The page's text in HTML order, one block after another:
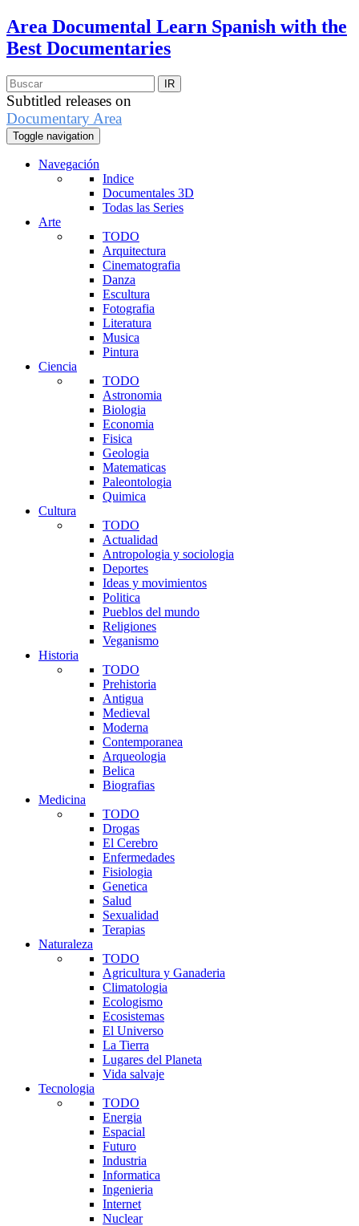
Area Documental Learn Spanish with the
Best Documentaries
Subtitled releases on
Documentary Area
Toggle navigation
Navegación
Indice
Documentales 3D
Todas las Series
Arte
TODO
Arquitectura
Cinematografia
Danza
Escultura
Fotografia
Literatura
Musica
Pintura
Ciencia
TODO
Astronomia
Biologia
Economia
Fisica
Geologia
Matematicas
Paleontologia
Quimica
Cultura
TODO
Actualidad
Antropologia y sociologia
Deportes
Ideas y movimientos
Politica
Pueblos del mundo
Religiones
Veganismo
Historia
TODO
Prehistoria
Antigua
Medieval
Moderna
Contemporanea
Arqueologia
Belica
Biografias
Medicina
TODO
Drogas
El Cerebro
Enfermedades
Fisiologia
Genetica
Salud
Sexualidad
Terapias
Naturaleza
TODO
Agricultura y Ganaderia
Climatologia
Ecologismo
Ecosistemas
El Universo
La Tierra
Lugares del Planeta
Vida salvaje
Tecnologia
TODO
Energia
Espacial
Futuro
Industria
Informatica
Ingenieria
Internet
Nuclear